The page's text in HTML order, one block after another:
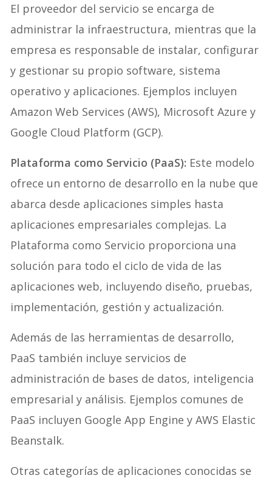
El proveedor del servicio se encarga de
administrar la infraestructura, mientras que la
empresa es responsable de instalar, configurar
y gestionar su propio software, sistema
operativo y aplicaciones. Ejemplos incluyen
Amazon Web Services (AWS), Microsoft Azure y
Google Cloud Platform (GCP).
Plataforma como Servicio (PaaS): Este modelo
ofrece un entorno de desarrollo en la nube que
abarca desde aplicaciones simples hasta
aplicaciones empresariales complejas. La
Plataforma como Servicio proporciona una
solución para todo el ciclo de vida de las
aplicaciones web, incluyendo diseño, pruebas,
implementación, gestión y actualización.
Además de las herramientas de desarrollo,
PaaS también incluye servicios de
administración de bases de datos, inteligencia
empresarial y análisis. Ejemplos comunes de
PaaS incluyen Google App Engine y AWS Elastic
Beanstalk.
Otras categorías de aplicaciones conocidas se